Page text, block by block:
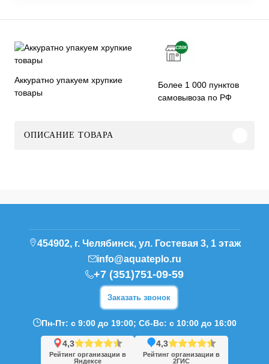
Аккуратно упакуем хрупкие
товары
Более 1 000 пунктов
самовывоза по РФ
ОПИСАНИЕ ТОВАРА
454902, г. Челябинск, ул. Гостевая 3, 1 этаж
info@aquateplo.ru
+7 (351)751-09-59
Заказать звонок
Пн-Пт: с 9:00 до 19:00; Сб-Вс: с 10:00 до 16:00
4,3
Рейтинг организации в
Яндексе
4,3
Рейтинг организации в
2ГИС